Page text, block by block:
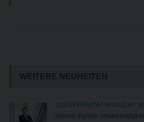
WEITERE NEUHEITEN
SOUVERÄNITÄT BRAUCHT
Warum digitale